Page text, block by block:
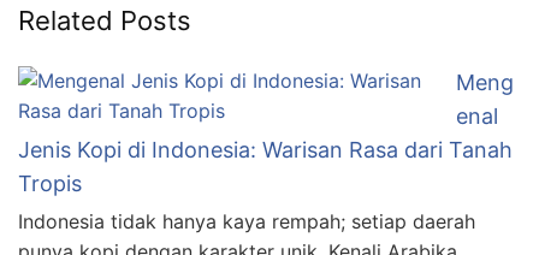
Related Posts
Meng
enal
Jenis Kopi di Indonesia: Warisan Rasa dari Tanah
Tropis
Indonesia tidak hanya kaya rempah; setiap daerah